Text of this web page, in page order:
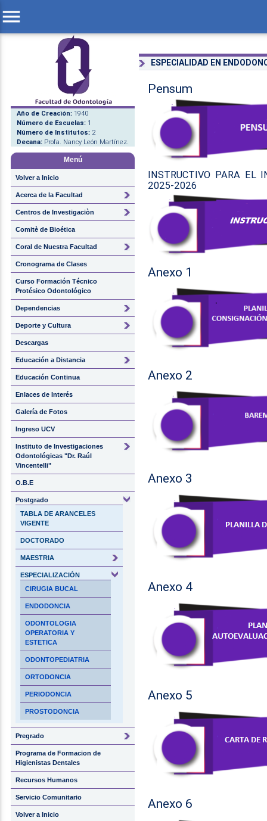
menu
Año de Creación: 1940
Número de Escuelas: 1
Número de Institutos: 2
Decana: Profa. Nancy León Martínez.
Menú
Volver a Inicio
Acerca de la Facultad
Centros de Investigaciòn
Comitè de Bioética
Coral de Nuestra Facultad
Cronograma de Clases
Curso Formación Técnico
Protésico Odontológico
Dependencias
Deporte y Cultura
Descargas
Educación a Distancia
Educación Continua
Enlaces de Interés
Galería de Fotos
Ingreso UCV
Instituto de Investigaciones
Odontológicas "Dr. Raúl
Vincentelli"
O.B.E
Postgrado
TABLA DE ARANCELES
VIGENTE
DOCTORADO
MAESTRIA
ESPECIALIZACIÓN
CIRUGIA BUCAL
ENDODONCIA
ODONTOLOGIA
OPERATORIA Y
ESTETICA
ODONTOPEDIATRIA
ORTODONCIA
PERIODONCIA
PROSTODONCIA
Pregrado
Programa de Formacion de
Higienistas Dentales
Recursos Humanos
Servicio Comunitario
Volver a Inicio
ESPECIALIDAD EN
Pensum
INSTRUCTIVO PARA EL
2025-2026
Anexo 1
Anexo 2
Anexo 3
Anexo 4
Anexo 5
Anexo 6